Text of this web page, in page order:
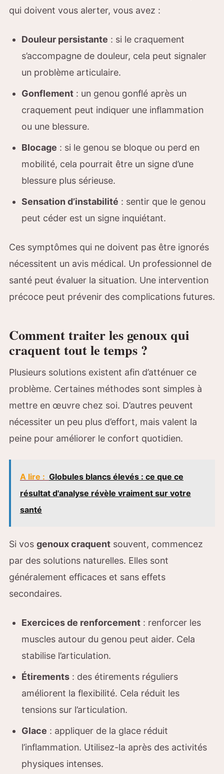
qui doivent vous alerter, vous avez :
Douleur persistante : si le craquement
s’accompagne de douleur, cela peut signaler
un problème articulaire.
Gonflement : un genou gonflé après un
craquement peut indiquer une inflammation
ou une blessure.
Blocage : si le genou se bloque ou perd en
mobilité, cela pourrait être un signe d’une
blessure plus sérieuse.
Sensation d’instabilité : sentir que le genou
peut céder est un signe inquiétant.
Ces symptômes qui ne doivent pas être ignorés
nécessitent un avis médical. Un professionnel de
santé peut évaluer la situation. Une intervention
précoce peut prévenir des complications futures.
Comment traiter les genoux qui
craquent tout le temps ?
Plusieurs solutions existent afin d’atténuer ce
problème. Certaines méthodes sont simples à
mettre en œuvre chez soi. D’autres peuvent
nécessiter un peu plus d’effort, mais valent la
peine pour améliorer le confort quotidien.
A lire : Globules blancs élevés : ce que ce
résultat d'analyse révèle vraiment sur votre
santé
Si vos genoux craquent souvent, commencez
par des solutions naturelles. Elles sont
généralement efficaces et sans effets
secondaires.
Exercices de renforcement : renforcer les
muscles autour du genou peut aider. Cela
stabilise l’articulation.
Étirements : des étirements réguliers
améliorent la flexibilité. Cela réduit les
tensions sur l’articulation.
Glace : appliquer de la glace réduit
l’inflammation. Utilisez-la après des activités
physiques intenses.